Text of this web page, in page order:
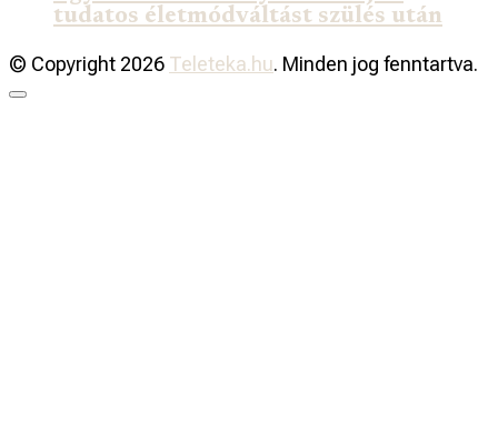
tudatos életmódváltást szülés után
© Copyright 2026 Teleteka.hu. Minden jog fenntartva.